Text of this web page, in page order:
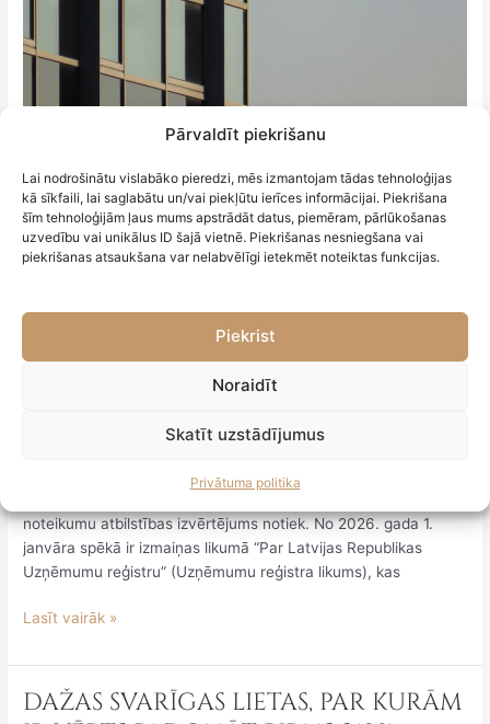
Pārvaldīt piekrišanu
Lai nodrošinātu vislabāko pieredzi, mēs izmantojam tādas tehnoloģijas
kā sīkfaili, lai saglabātu un/vai piekļūtu ierīces informācijai. Piekrišana
šīm tehnoloģijām ļaus mums apstrādāt datus, piemēram, pārlūkošanas
uzvedību vai unikālus ID šajā vietnē. Piekrišanas nesniegšana vai
piekrišanas atsaukšana var nelabvēlīgi ietekmēt noteiktas funkcijas.
Piekrist
Noraidīt
Skatīt uzstādījumus
Privātuma politika
kategorijām izrietošās tiesības UR
nepārbauda
dokumentus reģistrācijas veikšanai, galvenokārt pārbauda, vai
vienošanās starp dalībniekiem (piemēram, īpaši noteikumi par
noteikumu atbilstības izvērtējums notiek. No 2026. gada 1.
janvāra spēkā ir izmaiņas likumā “Par Latvijas Republikas
Uzņēmumu reģistru” (Uzņēmumu reģistra likums), kas
nepārbauda
Lasīt vairāk »
DAŽAS SVARĪGAS LIETAS, PAR KURĀM
DAŽAS